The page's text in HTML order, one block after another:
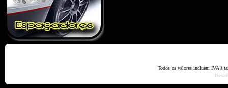
Todos os valores incluem IVA à